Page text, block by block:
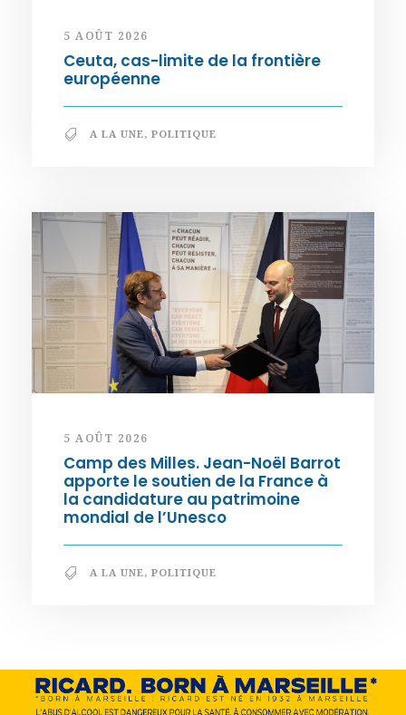
5 AOÛT 2026
Ceuta, cas-limite de la frontière
européenne
A LA UNE, POLITIQUE
5 AOÛT 2026
Camp des Milles. Jean-Noël Barrot
apporte le soutien de la France à
la candidature au patrimoine
mondial de l’Unesco
A LA UNE, POLITIQUE